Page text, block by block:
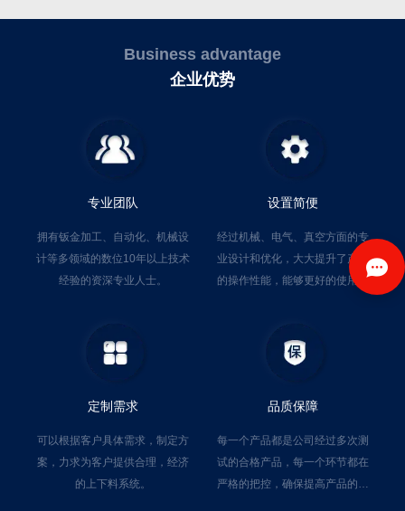
Business advantage
企业优势
专业团队
拥有钣金加工、自动化、机械设
计等多领域的数位10年以上技术
经验的资深专业人士。
设置简便
经过机械、电气、真空方面的专
业设计和优化，大大提升了产品
的操作性能，能够更好的使用产
定制需求
可以根据客户具体需求，制定方
案，力求为客户提供合理，经济
的上下料系统。
品质保障
每一个产品都是公司经过多次测
试的合格产品，每一个环节都在
严格的把控，确保提高产品的质